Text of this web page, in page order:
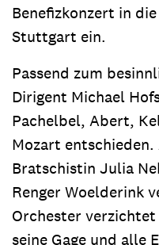
Benefizkonzert in
Stuttgart ein.
Passend zum
Dirigent Michael
Pachelbel, Abert,
Mozart
Bratschistin Julia
Renger Woelderink
Orchester
seine Gage und alle